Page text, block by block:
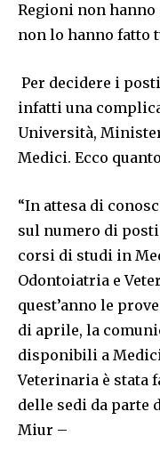
Regioni non hanno
non lo hanno fatto
Per decidere i
infatti una
Università,
Medici. Ecco
“In attesa di
sul numero di
corsi di studi in
Odontoiatria e
quest’anno le
di aprile, la
disponibili a
Veterinaria è stata
delle sedi da parte
Miur –